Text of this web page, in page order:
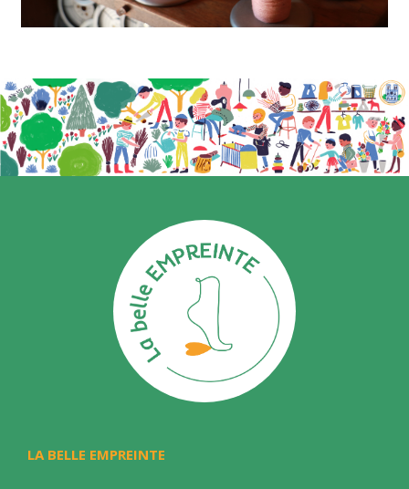
LA BELLE EMPREINTE